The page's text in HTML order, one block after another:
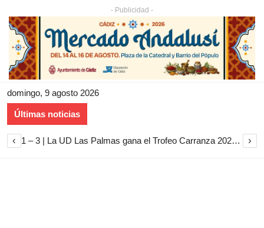
- Publicidad -
domingo, 9 agosto 2026
Últimas noticias
‹ 1 – 3 | La UD Las Palmas gana el Trofeo Carranza 2026 tras imponerse al Cádiz CF ›